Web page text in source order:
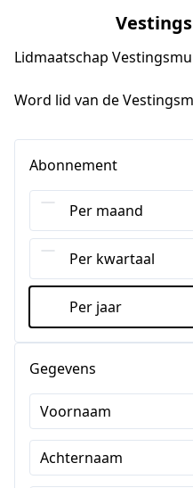
Lidmaatschap
Word lid van de
Abonnement
Per maand
Per kwartaal
Per jaar
Gegevens
Voornaam
Achternaam